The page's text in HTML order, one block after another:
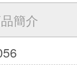
簡介